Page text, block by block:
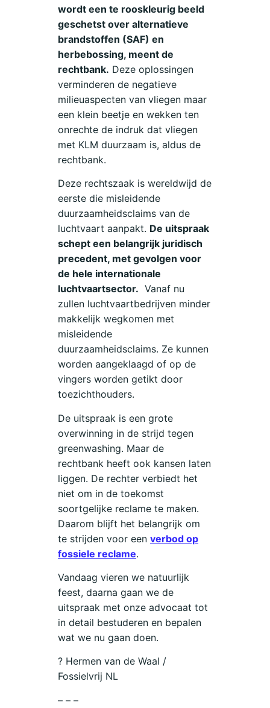
wordt een te rooskleurig beeld
geschetst over alternatieve
brandstoffen (SAF) en
herbebossing, meent de
rechtbank. Deze oplossingen
verminderen de negatieve
milieuaspecten van vliegen maar
een klein beetje en wekken ten
onrechte de indruk dat vliegen
met KLM duurzaam is, aldus de
rechtbank.
Deze rechtszaak is wereldwijd de
eerste die misleidende
duurzaamheidsclaims van de
luchtvaart aanpakt. De uitspraak
schept een belangrijk juridisch
precedent, met gevolgen voor
de hele internationale
luchtvaartsector. Vanaf nu
zullen luchtvaartbedrijven minder
makkelijk wegkomen met
misleidende
duurzaamheidsclaims. Ze kunnen
worden aangeklaagd of op de
vingers worden getikt door
toezichthouders.
De uitspraak is een grote
overwinning in de strijd tegen
greenwashing. Maar de
rechtbank heeft ook kansen laten
liggen. De rechter verbiedt het
niet om in de toekomst
soortgelijke reclame te maken.
Daarom blijft het belangrijk om
te strijden voor eenverbod op
fossiele reclame.
Vandaag vieren we natuurlijk
feest, daarna gaan we de
uitspraak met onze advocaat tot
in detail bestuderen en bepalen
wat we nu gaan doen.
? Hermen van de Waal /
Fossielvrij NL
– – –